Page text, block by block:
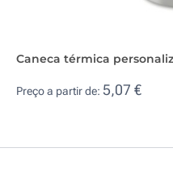
Caneca térmica
Preço a partir de: 5,07 €